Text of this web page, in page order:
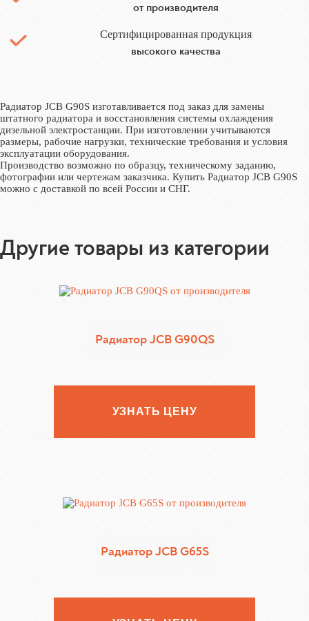
от производителя
Сертифицированная продукция
высокого качества
Радиатор JCB G90S изготавливается под заказ для замены
штатного радиатора и восстановления системы охлаждения
дизельной электростанции. При изготовлении учитываются
размеры, рабочие нагрузки, технические требования и условия
эксплуатации оборудования.
Производство возможно по образцу, техническому заданию,
фотографии или чертежам заказчика. Купить Радиатор JCB G90S
можно с доставкой по всей России и СНГ.
Другие товары из категории
Радиатор JCB G90QS
УЗНАТЬ ЦЕНУ
Радиатор JCB G65S